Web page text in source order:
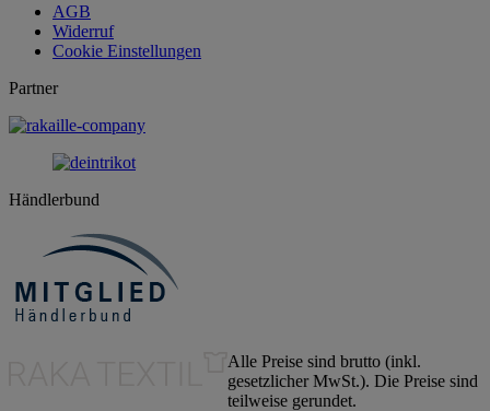
AGB
Widerruf
Cookie Einstellungen
Partner
Händlerbund
Alle Preise sind brutto (inkl.
gesetzlicher MwSt.). Die Preise sind
teilweise gerundet.